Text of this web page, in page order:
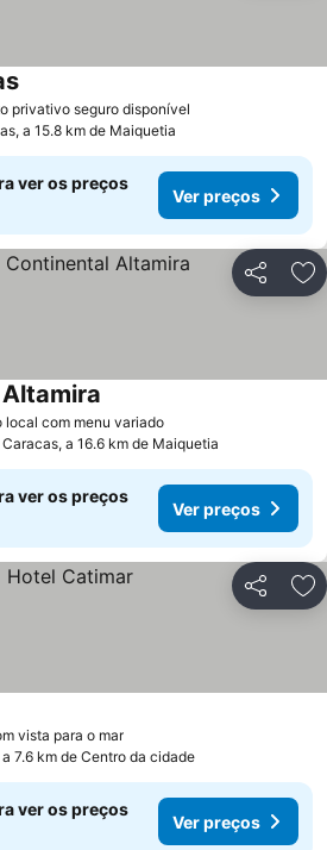
privativo seguro disponível
a 15.8 km de Maiquetia
ver os preços
Ver preços
Partilhar
local com menu variado
Caracas, a 16.6 km de Maiquetia
ver os preços
Ver preços
Partilhar
vista para o mar
a 7.6 km de Centro da cidade
ver os preços
Ver preços